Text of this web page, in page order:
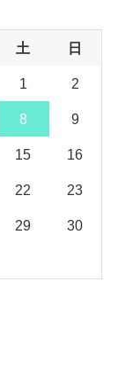
土 日
1 2
8 9
15 16
22 23
29 30